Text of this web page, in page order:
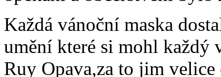
Každá vánoční maska
umění které si mohl každý
Ruy Opava,za to jim velice